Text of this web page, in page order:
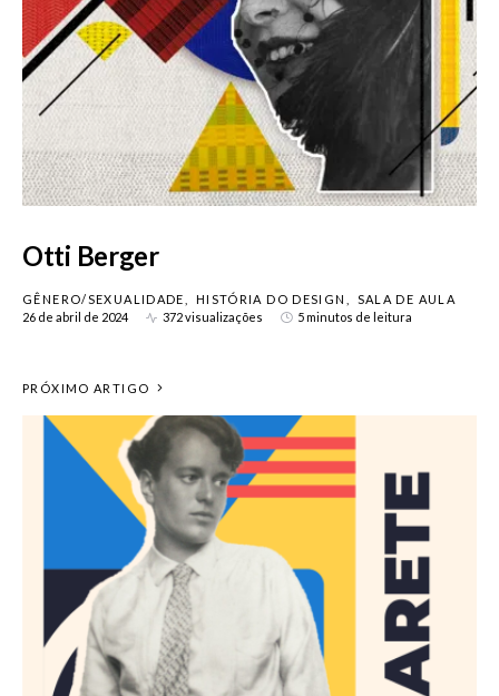
Otti Berger
GÊNERO/SEXUALIDADE HISTÓRIA DO DESIGN
SALA DE AULA
26 de abril de 2024
372 visualizações 5 minutos de leitura
PRÓXIMO ARTIGO